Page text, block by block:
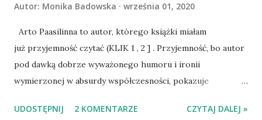
Autor: Monika Badowska września 01, 2020
Arto Paasilinna to autor, którego książki miałam
już przyjemność czytać (KLIK 1 , 2 ] . Przyjemność, bo autor
pod dawką dobrze wyważonego humoru i ironii
wymierzonej w absurdy współczesności, pokazuje
podobnie? Główny bohater powieści, Kaarlo Vatanen, żyje
UDOSTĘPNIJ 2 KOMENTARZE CZYTAJ DALEJ »